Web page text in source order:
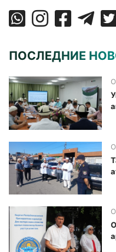
ПОСЛЕДНИЕ